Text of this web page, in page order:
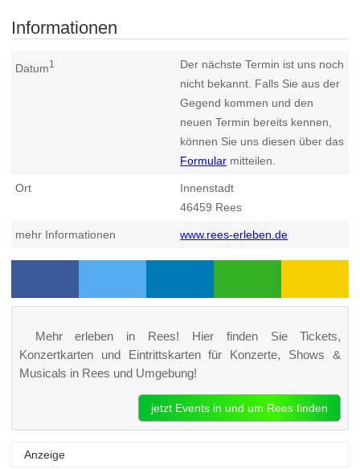
Informationen
Datum1
Der nächste Termin ist uns noch
nicht bekannt. Falls Sie aus der
Gegend kommen und den
neuen Termin bereits kennen,
können Sie uns diesen über das
Formular mitteilen.
Ort
Innenstadt
46459 Rees
mehr Informationen www.rees-erleben.de
Mehr erleben in Rees! Hier finden Sie Tickets,
Konzertkarten und Eintrittskarten für Konzerte, Shows &
Musicals in Rees und Umgebung!
jetzt Events in und um Rees finden
Anzeige